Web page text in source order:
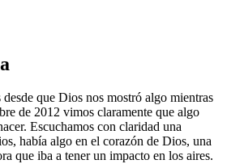
que Dios nos mostró algo mientras
de 2012 vimos claramente que algo
Escuchamos con claridad una
había algo en el corazón de Dios, una
que iba a tener un impacto en los aires.